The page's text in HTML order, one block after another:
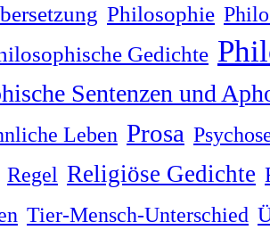
Philosophie
Gedichte
Sentenzen und
Leben Prosa
Regel Religiöse Gedichte
Tier-Mensch-Unterschied